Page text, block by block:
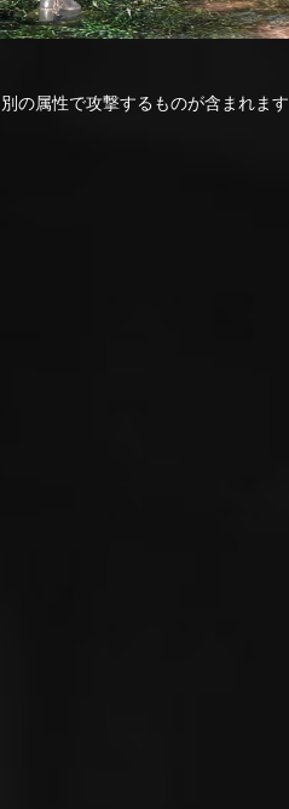
の属性で攻撃するものが含まれます